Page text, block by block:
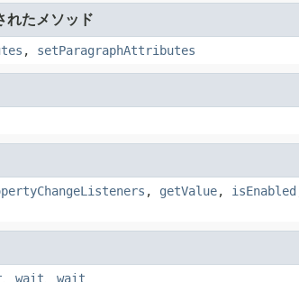
れたメソッド
, setParagraphAttributes
, getValue, isEnabled
、 wait、 wait